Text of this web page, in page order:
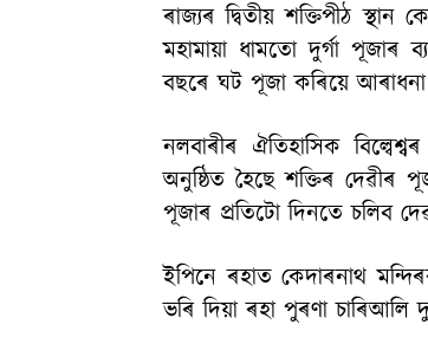
ৰাজ্যৰ দ্বিতীয় শক্তিপীঠ
মহামায়া ধামতো দুৰ্গা পূজাৰ
বছৰে ঘট পূজা কৰিয়ে আৰাধনা
নলবাৰীৰ ঐতিহাসিক
অনুষ্ঠিত হৈছে শক্তিৰ দেৱীৰ
পূজাৰ প্ৰতিটো দিনতে চলিব
ইপিনে ৰহাত কেদাৰনাথ
ভৰি দিয়া ৰহা পুৰণা চাৰিআলি